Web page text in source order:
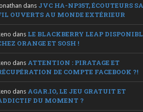
dans JVC HA-NP35T, ÉCOUTEURS
OUVERTS AU MONDE EXTÉRIEUR
dans LE BLACKBERRY LEAP
ORANGE ET SOSH !
dans ATTENTION : PIRATAGE ET
DE COMPTE FACEBOOK ?!
dans AGAR.IO, LE JEU GRATUIT ET
DU MOMENT ?